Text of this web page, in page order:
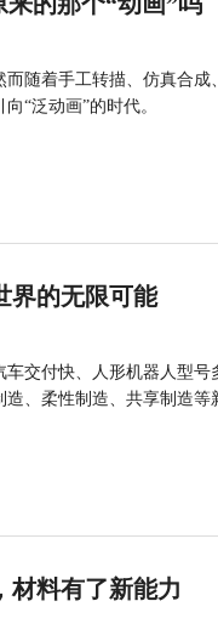
随着手工转描、仿真合
“泛动画”的时代。
界的无限可能
车交付快、人形机器人型
、柔性制造、共享制造等
材料有了新能力